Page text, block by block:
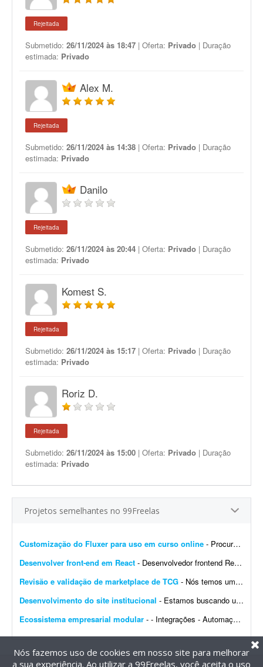
Rejeitada
Submetido: 26/11/2024 às 18:47 | Oferta: Privado | Duração
estimada: Privado
Alex M.
Rejeitada
Submetido: 26/11/2024 às 14:38 | Oferta: Privado | Duração
estimada: Privado
Danilo
Rejeitada
Submetido: 26/11/2024 às 20:44 | Oferta: Privado | Duração
estimada: Privado
Komest S.
Rejeitada
Submetido: 26/11/2024 às 15:17 | Oferta: Privado | Duração
estimada: Privado
Roriz D.
Rejeitada
Submetido: 26/11/2024 às 15:00 | Oferta: Privado | Duração
estimada: Privado
Projetos semelhantes no 99Freelas
Customização do Fluxer para uso em curso online - Procuro desenvolvedor para fazer algumas customizações na API do Fluxer (fluxer.app) para uso em um curso online. A ideia é manter praticamente toda a estrutura atual da plata...
Desenvolver front-end em React - Desenvolvedor frontend React com Tailwind CSS. Experiência na integração de APIs REST e autenticação por token (AWS Cognito é diferencial). O design j&aacut...
Revisão e validação de marketplace de TCG - Nós temos um site de marketplace de TCG (trading card game) chamado Capital Collectibles e gostaria de um programador front-end e back-end para nos ajudar a revisar a estrutura e validar a p...
Desenvolvimento do site institucional - Estamos buscando um web designer/desenvolvedor para criar o novo site institucional da BonaFruta Sorvetes. Nossa principal referência de experiência, qualidade visual, navegaç&a...
Ecossistema empresarial modular - - Integrações - Automações - Configuração de servidor - Criação de ferramentas Exemplo de trabalho: Configuração de VPS, scrap...
Nós fazemos uso de cookies em nosso site para melhorar
a sua experiência. Ao utilizar a 99Freelas, você aceita o uso